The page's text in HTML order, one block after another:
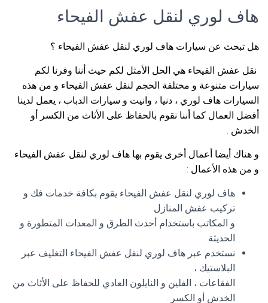
هاف لوري لنقل عفش الفيحاء
هل تبحث عن سيارات هاف لوري لنقل عفش الفيحاء ؟
نقل عفش الفيحاء هي الحل الأمثل لكم حيث أننا وفرنا لكم
سيارات متنوعة و مختلفة الحجم لنقل عفش الفيحاء و من هذه
السيارات هاف لوري ، دنيا ، وانيت و سيارات الدباب ، يعمل لدينا
أفضل العمال كما أننا نقوم بالحفاظ على الأثاث من الكسر أو
الخدش .
و هناك أيضا أعمال أخرى يقوم بها هاف لوري لنقل عفش الفيحاء
و من هذه الأعمال :
هاف لوري لنقل عفش الفيحاء يقوم بكافة خدمات فك و
تركيب عفش المنازل
و المكاتب باستخدام أحدث الطرق و المعدات المتطورة و
الحديثة .
نستخدم عبر هاف لوري لنقل عفش الفيحاء التغليف عبر
البلاستيك ،
الفقاعات ، الفلين و النايلون العادي للحفاظ على الأثاث من
الخدش أو الكسر .